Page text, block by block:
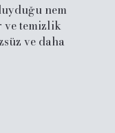
nem
ve temizlik
ve daha